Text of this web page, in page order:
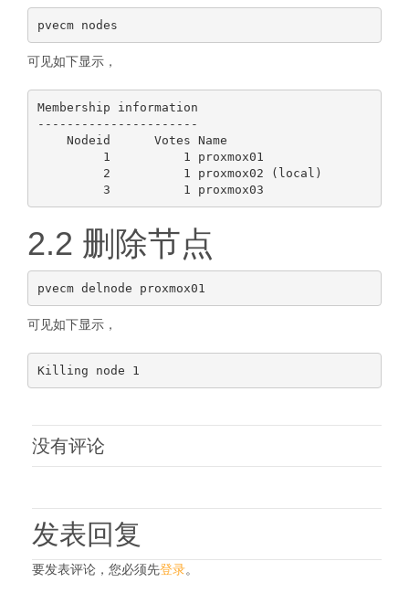
可见如下显示，
Membership information
----------------------
    Nodeid      Votes Name
         1          1 proxmox01
         2          1 proxmox02 (local)
2.2 删除节点
可见如下显示，
没有评论
发表回复
要发表评论，您必须先登录。